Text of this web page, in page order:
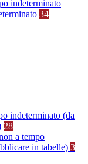
indeterminato
34
indeterminato (da
28
a tempo
in tabelle) 3